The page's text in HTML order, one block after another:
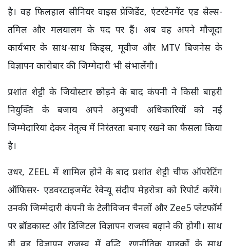
है। वह फिलहाल सीनियर वाइस प्रेजिडेंट, एंटरटेनमेंट एड सेल्स-
तमिल और मलयालम के पद पर हैं। अब वह अपने मौजूदा
कार्यभार के साथ-साथ किड्स, मूवीज और MTV बिजनेस के
विज्ञापन कारोबार की जिम्मेदारी भी संभालेंगी।
प्रशांत शेट्टी के जियोस्टार छोड़ने के बाद कंपनी ने किसी बाहरी
नियुक्ति के बजाय अपने अनुभवी अधिकारियों को नई
जिम्मेदारियां देकर नेतृत्व में निरंतरता बनाए रखने का फैसला किया
है।
उधर, ZEEL में शामिल होने के बाद प्रशांत शेट्टी चीफ ऑपरेटिंग
ऑफिसर- एडवरटाइजमेंट रेवेन्यू संदीप मेहरोत्रा को रिपोर्ट करेंगे।
उनकी जिम्मेदारी कंपनी के टेलीविजन चैनलों और Zee5 प्लेटफॉर्म
पर ब्रॉडकास्ट और डिजिटल विज्ञापन राजस्व बढ़ाने की होगी। साथ
ही वह विज्ञापन राजस्व में वृद्धि, रणनीतिक ग्राहकों के साथ